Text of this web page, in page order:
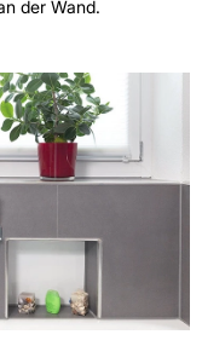
der Wand.